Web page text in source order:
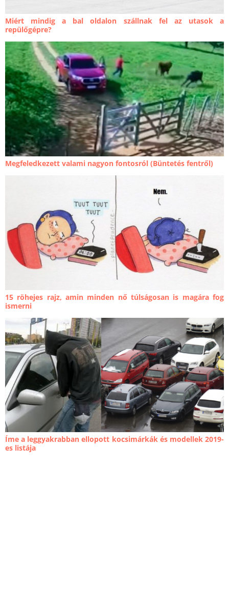
Miért mindig a bal oldalon szállnak fel az utasok a
repülőgépre?
Megfeledkezett valami nagyon fontosról (Büntetés fentről)
15 röhejes rajz, amin minden nő túlságosan is magára fog
ismerni
Íme a leggyakrabban ellopott kocsimárkák és modellek 2019-
es listája